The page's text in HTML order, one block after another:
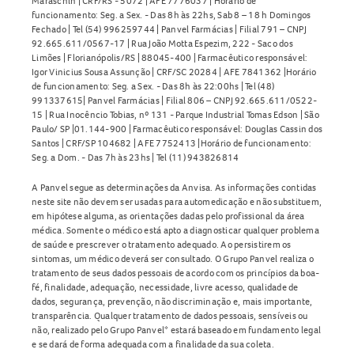
funcionamento: Seg. a Sex. - Das 8h às 22hs, Sab 8 – 18 h Domingos
Fechado | Tel (54) 996259744 | Panvel Farmácias | Filial 791 – CNPJ
92.665.611/0567-17 | Rua João Motta Espezim, 222 - Saco dos
Limões | Florianópolis/RS | 88045-400 | Farmacêutico responsável:
Igor Vinicius Sousa Assunção | CRF/SC 20284 | AFE 7841362 |Horário
de funcionamento: Seg. a Sex. - Das 8h às 22:00hs | Tel (48)
991337615| Panvel Farmácias | Filial 806 – CNPJ 92.665.611/0522-
15 | Rua Inocêncio Tobias, nº 131 - Parque Industrial Tomas Edson | São
Paulo/ SP |01.144-900 | Farmacêutico responsável: Douglas Cassin dos
Santos | CRF/SP 104682 | AFE 7752413 |Horário de funcionamento:
Seg. a Dom. - Das 7h às 23hs | Tel (11) 943826814
A Panvel segue as determinações da Anvisa. As informações contidas
neste site não devem ser usadas para automedicação e não substituem,
em hipótese alguma, as orientações dadas pelo profissional da área
médica. Somente o médico está apto a diagnosticar qualquer problema
de saúde e prescrever o tratamento adequado. Ao persistirem os
sintomas, um médico deverá ser consultado. O Grupo Panvel realiza o
tratamento de seus dados pessoais de acordo com os princípios da boa-
fé, finalidade, adequação, necessidade, livre acesso, qualidade de
dados, segurança, prevenção, não discriminação e, mais importante,
transparência. Qualquer tratamento de dados pessoais, sensíveis ou
não, realizado pelo Grupo Panvel* estará baseado em fundamento legal
e se dará de forma adequada com a finalidade da sua coleta.